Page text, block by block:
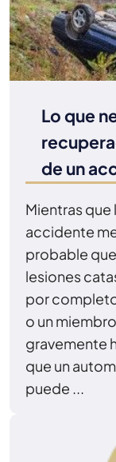
Lo que
de un
Mientras que
accidente
probable
lesiones
por
o un
gravemente
que un
puede ...